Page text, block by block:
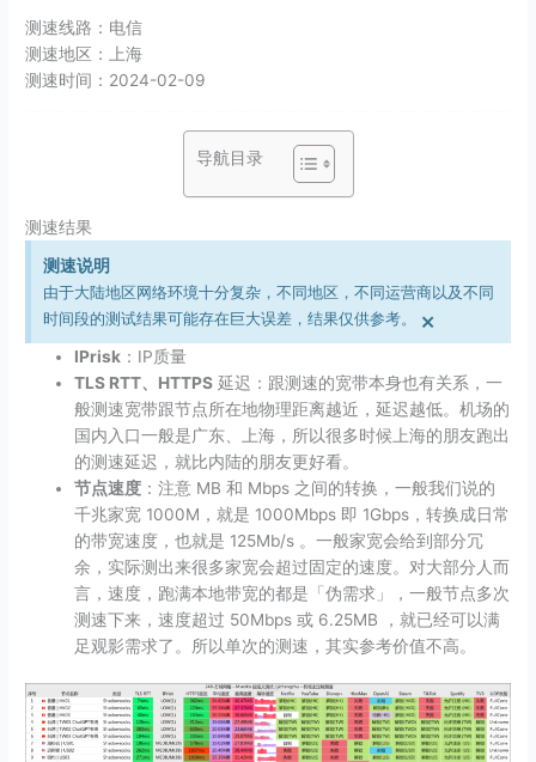
测速线路： 电信
测速地区：
上海
测速时间： 2024-02-09
导航目录
测速结果
测速说明
由于大陆地区网络环境十分复杂，不同地区，不同运营商以及不同
时间段的测试结果可能存在巨大误差，结果仅供参考。
×
IPrisk ：IP质量
TLS RTT、HTTPS 延迟：跟测速的宽带本身也有关系，一
般测速宽带跟节点所在地物理距离越近，延迟越低。机场的
国内入口一般是广东、上海，所以很多时候上海的朋友跑出
的测速延迟，就比内陆的朋友更好看。
节点速度 ：注意 MB 和 Mbps 之间的转换，一般我们说的
千兆家宽 1000M，就是 1000Mbps 即 1Gbps，转换成日常
的带宽速度，也就是 125Mb/​s 。一般家宽会给到部分冗
余，实际测出来很多家宽会超过固定的速度。对大部分人而
言，速度，跑满本地带宽的都是「伪需求」，一般节点多次
测速下来，速度超过 50Mbps 或 6.25MB ，就已经可以满
足观影需求了。所以单次的测速，其实参考价值不高。